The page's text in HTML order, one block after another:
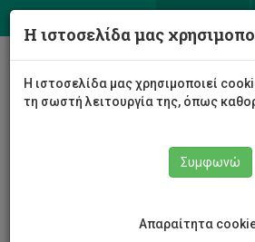
Σχολή Μηχανικής και
Τμήμα Μηχανολόγων Μηχανικών
Προγράμματα σπουδών
Μεταπτυχιακές Σπουδές - PhD
Η ιστοσελίδα μας
Η ιστοσελίδα μας χρησιμοποιεί
τη σωστή λειτουργία της, όπως
Συμφωνώ
Απαραίτητα